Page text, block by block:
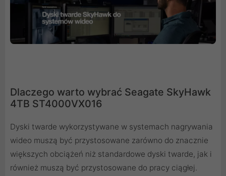
Dlaczego warto wybrać Seagate SkyHawk
4TB ST4000VX016
Dyski twarde wykorzystywane w systemach nagrywania
wideo muszą być przystosowane zarówno do znacznie
większych obciążeń niż standardowe dyski twarde, jak i
również muszą być przystosowane do pracy ciągłej.